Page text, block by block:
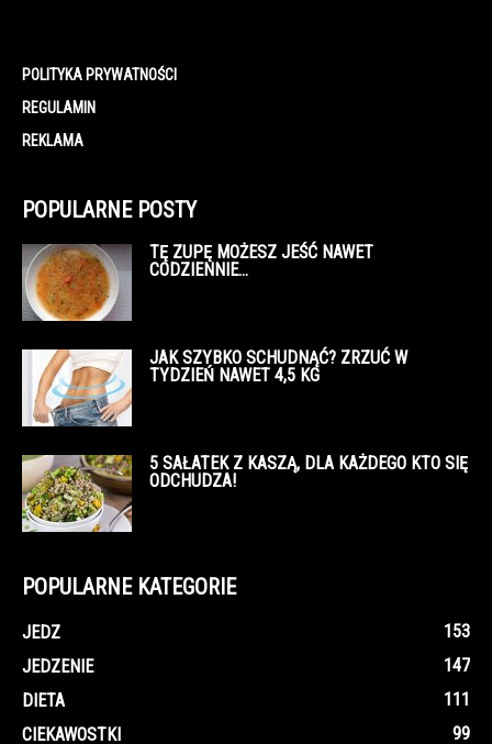
POLITYKA PRYWATNOŚCI
REGULAMIN
REKLAMA
POPULARNE POSTY
TĘ ZUPĘ MOŻESZ JEŚĆ NAWET
CODZIENNIE…
JAK SZYBKO SCHUDNĄĆ? ZRZUĆ W
TYDZIEŃ NAWET 4,5 KG
5 SAŁATEK Z KASZĄ, DLA KAŻDEGO KTO SIĘ
ODCHUDZA!
POPULARNE KATEGORIE
JEDZ
153
JEDZENIE
147
DIETA
111
CIEKAWOSTKI
99